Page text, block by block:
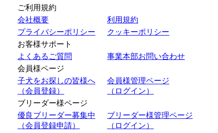
ご利用規約
会社概要
利用規約
プライバシーポリシー
クッキーポリシー
お客様サポート
よくあるご質問
事業本部お問い合わせ
会員様ページ
子犬をお探しの皆様へ
（会員登録）
会員様管理ページ
（ログイン）
ブリーダー様ページ
優良ブリーダー募集中
（会員登録申請）
ブリーダー様管理ページ
（ログイン）